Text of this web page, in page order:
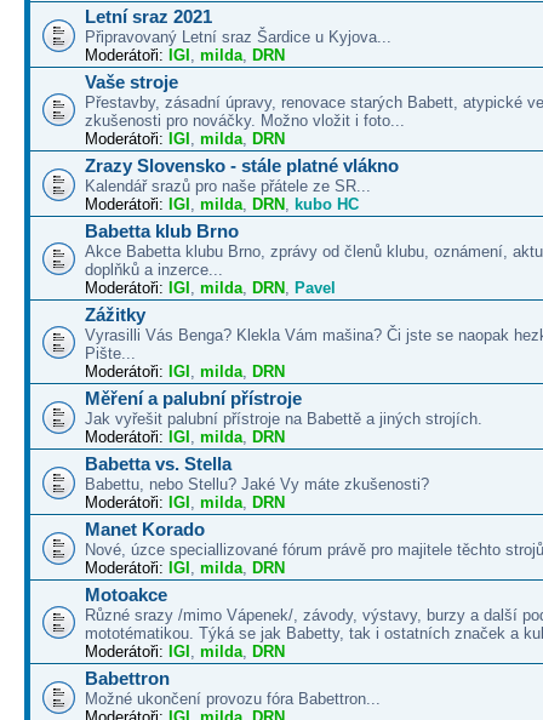
Letní sraz 2021
Připravovaný Letní sraz Šardice u Kyjova...
Moderátoři: IGI , milda, DRN
Vaše stroje
Přestavby, zásadní úpravy, renovace starých Babett, atypické
zkušenosti pro nováčky. Možno vložit i foto...
Moderátoři: IGI , milda, DRN
Zrazy Slovensko - stále platné vlákno
Kalendář srazů pro naše přátele ze SR...
Moderátoři: IGI , milda, DRN , kubo HC
Babetta klub Brno
Akce Babetta klubu Brno, zprávy od členů klubu, oznámení,
doplňků a inzerce...
Moderátoři: IGI , milda, DRN , Pavel
Zážitky
Vyrasilli Vás Benga? Klekla Vám mašina? Či jste se naopak
Pište...
Moderátoři: IGI , milda, DRN
Měření a palubní přístroje
Jak vyřešit palubní přístroje na Babettě a jiných strojích.
Moderátoři: IGI , milda, DRN
Babetta vs. Stella
Babettu, nebo Stellu? Jaké Vy máte zkušenosti?
Moderátoři: IGI , milda, DRN
Manet Korado
Nové, úzce speciallizované fórum právě pro majitele těchto
Moderátoři: IGI , milda, DRN
Motoakce
Různé srazy /mimo Vápenek/, závody, výstavy, burzy a další
mototématikou. Týká se jak Babetty, tak i ostatních značek a
Moderátoři: IGI , milda, DRN
Babettron
Možné ukončení provozu fóra Babettron...